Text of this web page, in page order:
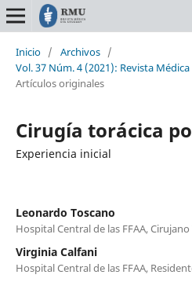
Inicio / Archivos /
Vol. 37 Núm. 4 (2021): Revista
Artículos originales
Cirugía torácica
Experiencia inicial
Leonardo Toscano
Hospital Central de las FFAA,
Virginia Calfani
Hospital Central de las FFAA,